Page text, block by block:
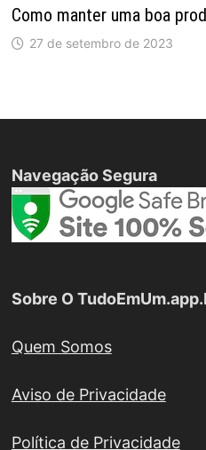
Como manter uma boa
27 de setembro de 2023
Navegação Segura
Sobre O
Quem Somos
Aviso de Privacidade
Política de Privacidade